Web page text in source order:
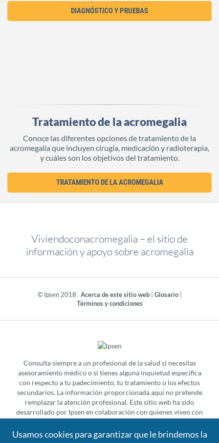
DIAGNÓSTICO Y PRUEBAS
Tratamiento de la acromegalia
Conoce las diferentes opciones de tratamiento de la
acromegalia que incluyen cirugía, medicación y radioterapia,
y cuáles son los objetivos del tratamiento.
TRATAMIENTO DE LA ACROMEGALIA
Usamos cookies para garantizar que le brindemos la
Viviendoconacromegalia – el sitio de
información y apoyo sobre acromegalia
© Ipsen 2018 Acerca de este sitio web| Glosario|
Términos y condiciones
Consulta siempre a un profesional de la salud si necesitas
asesoramiento médico o si tienes alguna inquietud específica
con respecto a tu padecimiento, tu tratamiento o los efectos
secundarios. La información proporcionada aquí no pretende
remplazar la atención profesional. Este sitio web ha sido
desarrollado por Ipsen en colaboración con quienes viven con
Ipsen agradece a todos sus valiosos conocimientos e historias.
Los nombres usados en este sitio web pueden no ser reales.